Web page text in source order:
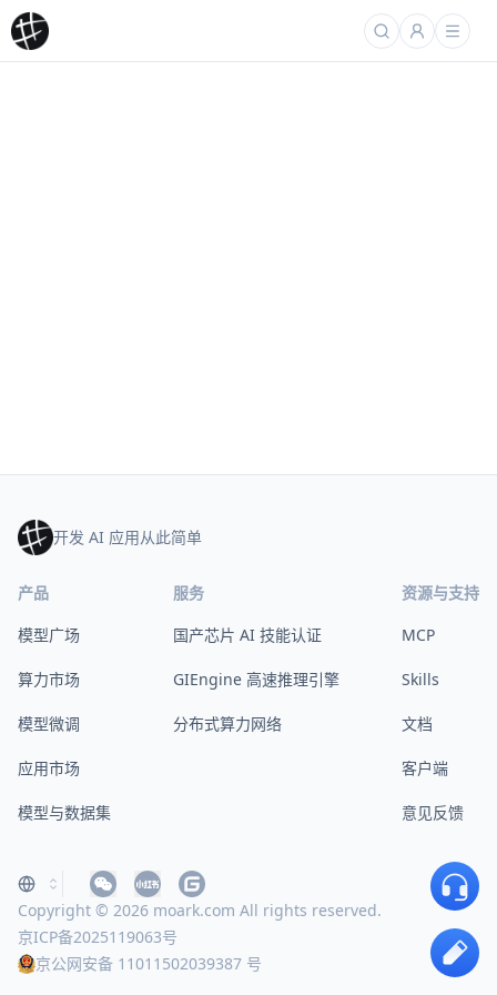
开发 AI 应用从此简单
产品
模型广场
算力市场
模型微调
应用市场
模型与数据集
服务
国产芯片 AI 技能认证
GIEngine 高速推理引擎
分布式算力网络
资源与支持
MCP
Skills
文档
客户端
意见反馈
Copyright © 2026 moark.com All rights reserved.
京ICP备2025119063号
京公网安备 11011502039387 号